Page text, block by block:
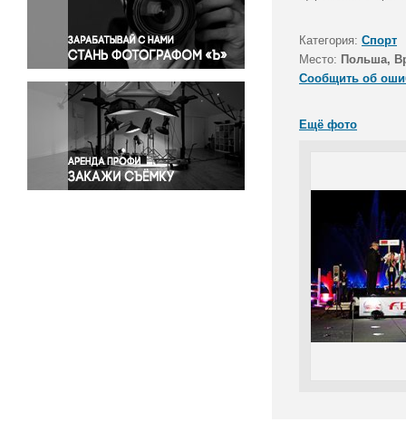
Правосудие
Происшествия и конфликты
Религия
Светская жизнь
Спорт
Экология
Экономика и бизнес
Категория: Спорт
Место: Польша,
Сообщить об
Ещё фото